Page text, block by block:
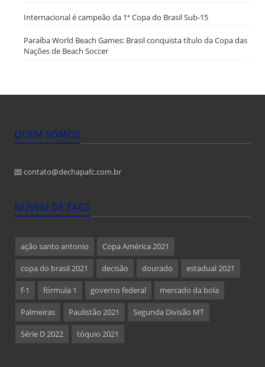
Internacional é campeão da 1ª Copa do Brasil Sub-15
Paraíba World Beach Games: Brasil conquista título da Copa das
Nações de Beach Soccer
QUEM SOMOS
contato@dechapafc.com.br
NUVEM DE TAGS
ação santo antonio Copa América 2021
copa do brasil 2021 decisão dourado estadual 2021
f-1 fórmula 1 governo federal mercado da bola
Palmeiras Paulistão 2021 Segunda Divisão MT
Série D 2022 tóquio 2021